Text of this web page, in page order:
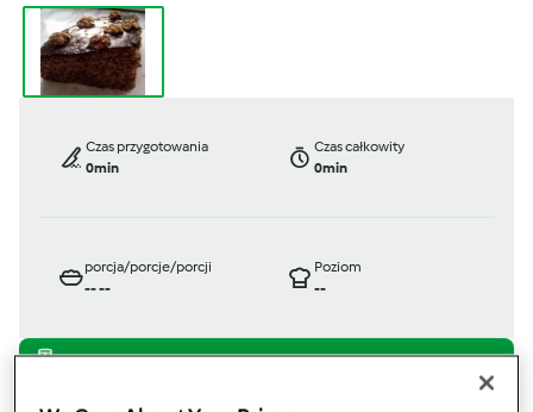
Czas przygotowania
0min
Czas całkowity
0min
porcja/porcje/porcji
----
Poziom
--